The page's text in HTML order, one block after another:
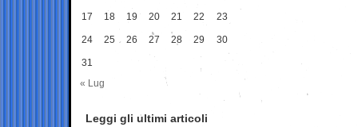
17 18 19 20 21 22 23
24 25 26 27 28 29 30
31
« Lug
Leggi gli ultimi articoli